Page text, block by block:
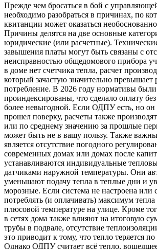
Прежде чем бросаться в бой с
необходимо разобраться в причинах, по
квитанции может оказаться
Причины делятся на две основные
юридические (или расчетные).
завышения платы могут быть связаны с
неисправностью общедомового прибора
в доме нет счетчика тепла, расчет
который зачастую значительно превышает
потребление. В 2026 году нормативы были
проиндексированы, что сделало оплату
более невыгодной. Если ОДПУ есть, но он
прошел поверку, расчеты также
или по среднему значению за прошлые
может быть не в вашу пользу. Также
является отсутствие погодного
современных домах или домах после
устанавливаются индивидуальные
датчиками наружной температуры. Они
уменьшают подачу тепла в теплые дни и
морозные. Если система не настроена или
потреблять (и оплачивать) максимум
плюсовой температуре на улице. Кроме
в сетях дома также влияют на итоговую
трубы в подвале, отсутствие
это приводит к тому, что тепло теряется
Однако ОДПУ считает всё тепло,